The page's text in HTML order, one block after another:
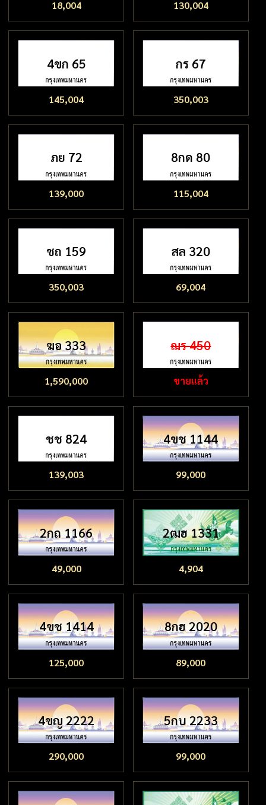
18,004 130,004
4ขก 65
145,004
กร 67
350,003
ภย 72
139,000
8กด 80
115,004
ชถ 159
350,003
สล 320
69,004
ฆอ 333
1,590,000
ฌร 450
ขายแล้ว
ชช 824
139,003
4ขช 1144
99,000
2กถ 1166
49,000
2ฒฮ 1331
4,904
4ขช 1414
125,000
8กฮ 2020
89,000
4ขญ 2222
290,000
5กบ 2233
99,000